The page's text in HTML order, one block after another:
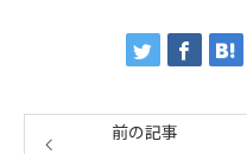
前の記事